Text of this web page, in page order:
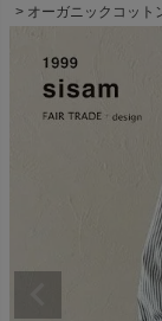
オーガニックコット